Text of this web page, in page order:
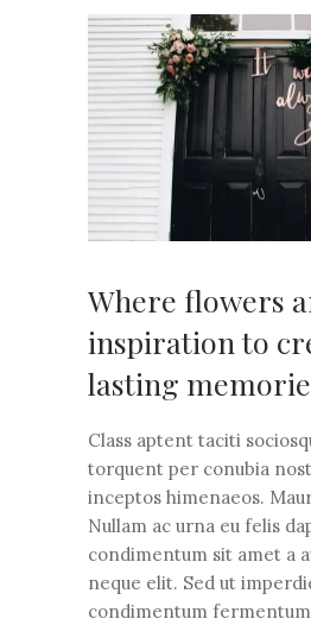
Where flowers
inspiration to
lasting
Class aptent taciti
torquent per conubia
inceptos himenaeos.
Nullam ac urna eu felis
condimentum sit amet a
neque elit. Sed ut
condimentum